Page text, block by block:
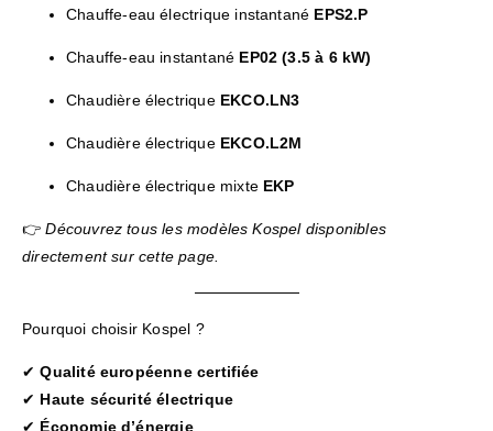
Chauffe-eau électrique instantané EPS2.P
Chauffe-eau instantané EP02 (3.5 à 6 kW)
Chaudière électrique EKCO.LN3
Chaudière électrique EKCO.L2M
Chaudière électrique mixte EKP
👉Découvrez tous les modèles Kospel disponibles
directement sur cette page.
Pourquoi choisir Kospel ?
✔Qualité européenne certifiée
✔ Haute sécurité électrique
✔ Économie d’énergie